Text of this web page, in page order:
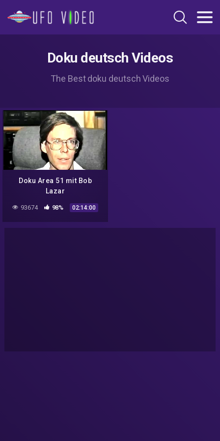
Doku deutsch Videos
The Best doku deutsch Videos
Doku Area 51 mit Bob
Lazar
93674 98% 02:14:00